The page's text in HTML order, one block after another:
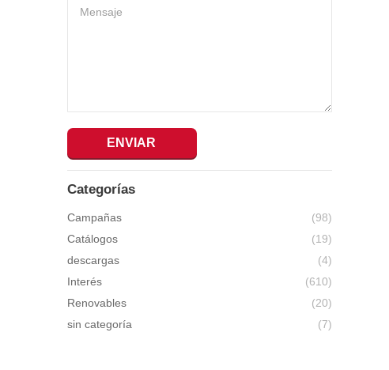
Mensaje
ENVIAR
Categorías
Campañas
(98)
Catálogos
(19)
descargas
(4)
Interés
(610)
Renovables
(20)
sin categoría
(7)